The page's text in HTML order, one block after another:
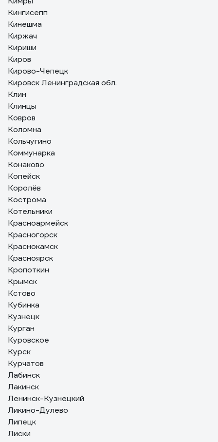
Кингисепп
Кинешма
Киржач
Кириши
Киров
Кирово-Чепецк
Кировск Ленинградская обл.
Клин
Клинцы
Ковров
Коломна
Кольчугино
Коммунарка
Конаково
Копейск
Королёв
Кострома
Котельники
Красноармейск
Красногорск
Краснокамск
Красноярск
Кропоткин
Крымск
Кстово
Кубинка
Кузнецк
Курган
Куровское
Курск
Курчатов
Лабинск
Лакинск
Ленинск-Кузнецкий
Ликино-Дулево
Липецк
Лиски